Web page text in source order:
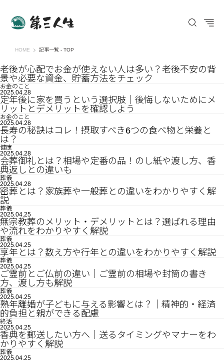
HOME 第三人生 〜寄り道の歩き方〜
記事一覧 - TOP
老後が心配でお金が使えない人は多い？老後不安の背
景や必要な資金、貯蓄方法をチェック
お金のこと
2025.04.28
定年後に家を買うという選択肢｜後悔しないためにメ
リットとデメリットを確認しよう
お金のこと
2025.04.28
長寿の秘訣はコレ！摂取すべき6つの食べ物と栄養と
は？
健康
2025.04.28
会葬御礼とは？相場や定番の品！のし紙や渡し方、香
典返しとの違いも
葬儀
2025.04.28
密葬とは？家族葬や一般葬との違いをわかりやすく解
説
葬儀
2025.04.25
無宗教葬のメリット・デメリットとは？選ばれる理由
や流れをわかりやすく解説
葬儀
2025.04.25
享年とは？数え方や行年との違いをわかりやすく解説
葬儀
2025.04.25
ご霊前とご仏前の違い｜ご霊前の相場や封筒の書き
方、渡し方も解説
葬儀
2025.04.25
熟年離婚が子どもに与える影響とは？｜精神的・経済
的負担と親ができる配慮
終活
2025.04.25
香典を郵送したい方へ｜送るタイミングやマナーをわ
かりやすく解説
葬儀
2025.04.25